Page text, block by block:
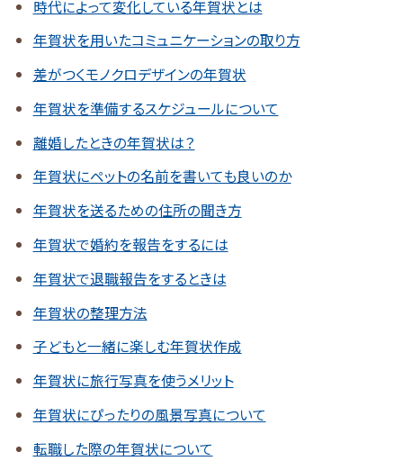
時代によって変化している年賀状とは
年賀状を用いたコミュニケーションの取り方
差がつくモノクロデザインの年賀状
年賀状を準備するスケジュールについて
離婚したときの年賀状は？
年賀状にペットの名前を書いても良いのか
年賀状を送るための住所の聞き方
年賀状で婚約を報告をするには
年賀状で退職報告をするときは
年賀状の整理方法
子どもと一緒に楽しむ年賀状作成
年賀状に旅行写真を使うメリット
年賀状にぴったりの風景写真について
転職した際の年賀状について